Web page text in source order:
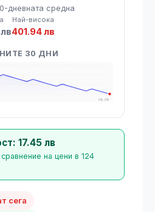
дневната средна
Най-висока
401.94 лв
30 ДНИ
08.08
17.45 лв
на цени в 124
сега